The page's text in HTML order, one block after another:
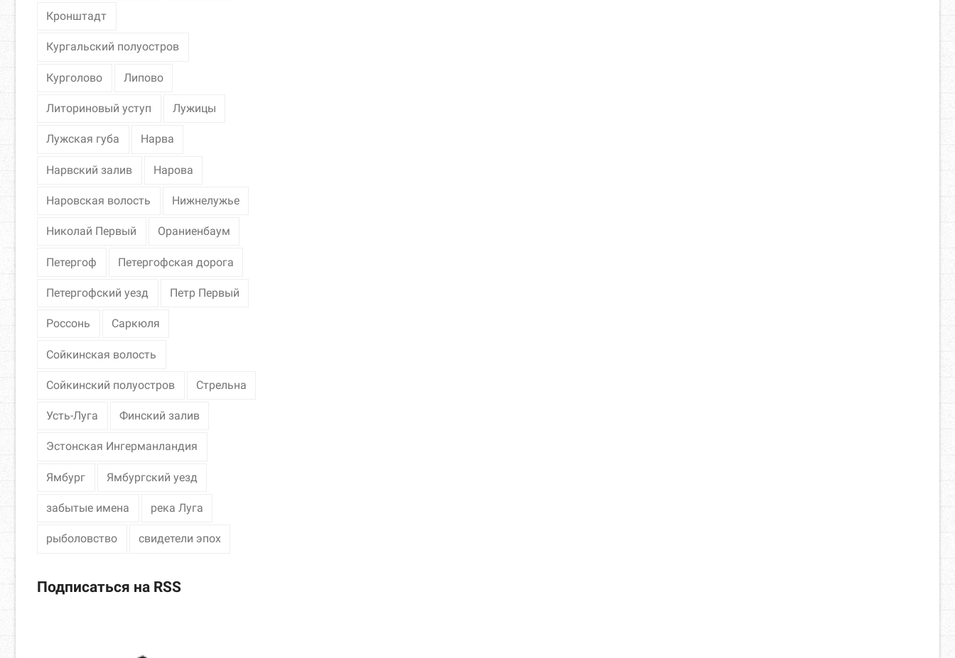
Кронштадт
Кургальский полуостров
Курголово Липово
Литориновый уступ Лужицы
Лужская губа Нарва
Нарвский залив Нарова
Наровская волость Нижнелужье
Николай Первый Ораниенбаум
Петергоф Петергофская дорога
Петергофский уезд Петр Первый
Россонь Саркюля
Сойкинская волость
Сойкинский полуостров Стрельна
Усть-Луга Финский залив
Эстонская Ингерманландия
Ямбург Ямбургский уезд
забытые имена река Луга
рыболовство свидетели эпох
Подписаться на RSS